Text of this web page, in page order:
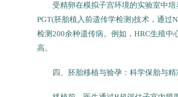
受精卵在模拟子宫环境的实验室中
PGT(胚胎植入前遗传学检测)技术，通过
检测200余种遗传病。例如，HRC生殖
高。
四、胚胎移植与验孕：科学保胎与精